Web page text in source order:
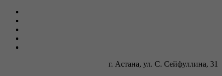
г. Астана, ул. С. Сейфуллина, 31